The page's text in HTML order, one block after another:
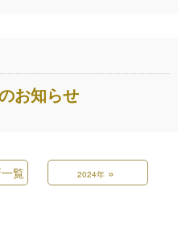
お知らせ
覧 2024年 »